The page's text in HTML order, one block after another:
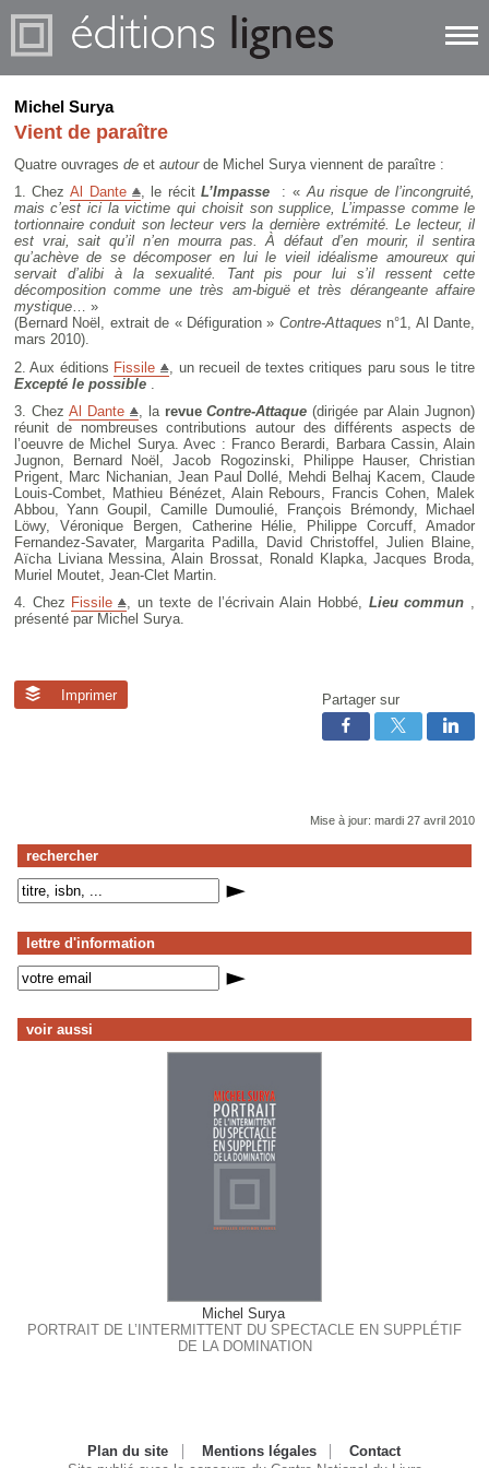
rechercher
lettre d'information
voir aussi
Michel Surya
PORTRAIT DE L’INTERMITTENT DU SPECTACLE EN SUPPLÉTIF
DE LA DOMINATION
Michel Surya
Vient de paraître
Quatre ouvrages deet autourde Michel Surya viennent de paraître :
1. Chez Al Dante , le récitL’Impasse : «Au risque de l’incongruité,
mais c’est ici la victime qui choisit son supplice, L’impasse comme le
tortionnaire conduit son lecteur vers la dernière extrémité. Le lecteur, il
est vrai, sait qu’il n’en mourra pas. À défaut d’en mourir, il sentira
qu’achève de se décomposer en lui le vieil idéalisme amoureux qui
servait d’alibi à la sexualité. Tant pis pour lui s’il ressent cette
décomposition comme une très am-biguë et très dérangeante affaire
mystique… »
(Bernard Noël, extrait de « Défiguration » Contre-Attaques n°1, Al Dante,
mars 2010).
2. Aux éditions Fissile
, un recueil de textes critiques paru sous le titre
Excepté le possible
3. Chez Al Dante , la revueContre-Attaque (dirigée par Alain Jugnon)
réunit de nombreuses contributions autour des différents aspects de
l’oeuvre de Michel Surya. Avec : Franco Berardi, Barbara Cassin, Alain
Jugnon, Bernard Noël, Jacob Rogozinski, Philippe Hauser, Christian
Prigent, Marc Nichanian, Jean Paul Dollé, Mehdi Belhaj Kacem, Claude
Louis-Combet, Mathieu Bénézet, Alain Rebours, Francis Cohen, Malek
Abbou, Yann Goupil, Camille Dumoulié, François Brémondy, Michael
Löwy, Véronique Bergen, Catherine Hélie, Philippe Corcuff, Amador
Fernandez-Savater, Margarita Padilla, David Christoffel, Julien Blaine,
Aïcha Liviana Messina, Alain Brossat, Ronald Klapka, Jacques Broda,
Muriel Moutet, Jean-Clet Martin.
4. Chez Fissile , un texte de l’écrivain Alain Hobbé, Lieu commun ,
présenté par Michel Surya.
Imprimer Partager sur
Mise à jour: mardi 27 avril 2010
Plan du site Mentions légales
Contact